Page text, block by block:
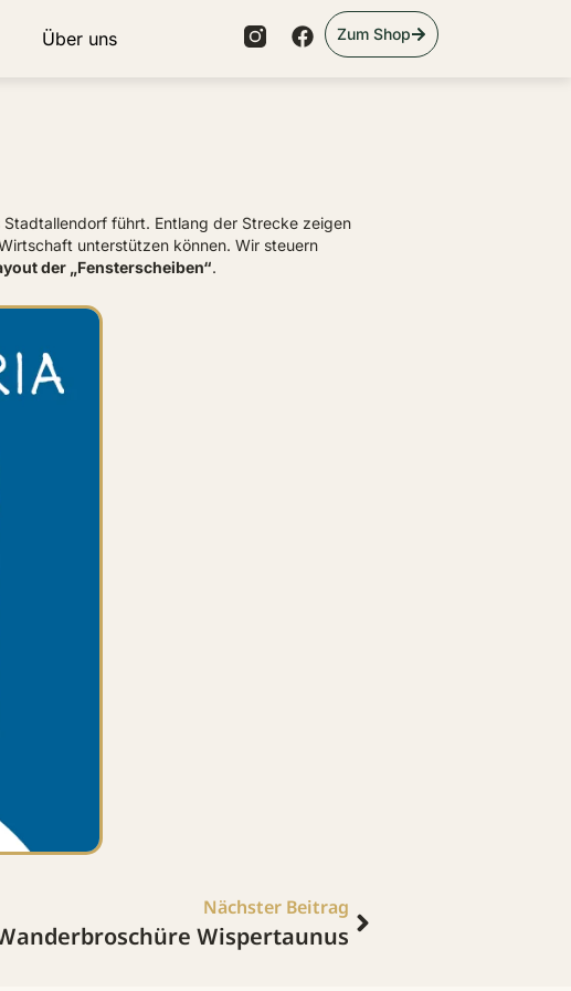
Über uns Zum Shop
führt. Entlang der Strecke zeigen
unterstützen können. Wir steuern
der „Fensterscheiben“.
Nächster Beitrag
Wispertaunus